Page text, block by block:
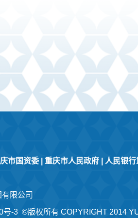
市国资委 重庆市人民政府 人民银
限公司
号-3 ©版权所有 COPYRIGHT 2014